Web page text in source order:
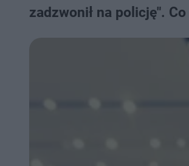
zadzwonił na policję".